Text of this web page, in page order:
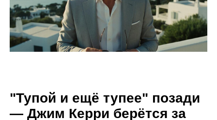
"Тупой и ещё тупее" позади
— Джим Керри берётся за